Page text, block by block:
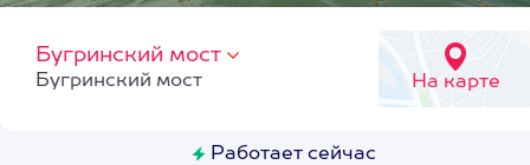
Бугринский мост
На карте
Бугринский мост
Работает сейчас